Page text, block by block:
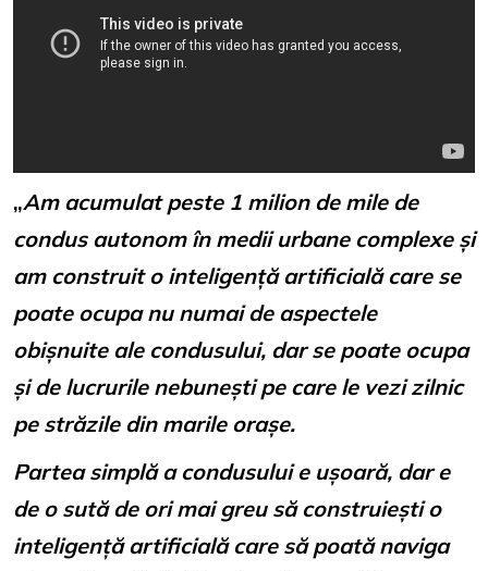
„Am acumulat peste 1 milion de mile de
condus autonom în medii urbane complexe și
am construit o inteligență artificială care se
poate ocupa nu numai de aspectele
obișnuite ale condusului, dar se poate ocupa
și de lucrurile nebunești pe care le vezi zilnic
pe străzile din marile orașe.
Partea simplă a condusului e ușoară, dar e
de o sută de ori mai greu să construiești o
inteligență artificială care să poată naviga